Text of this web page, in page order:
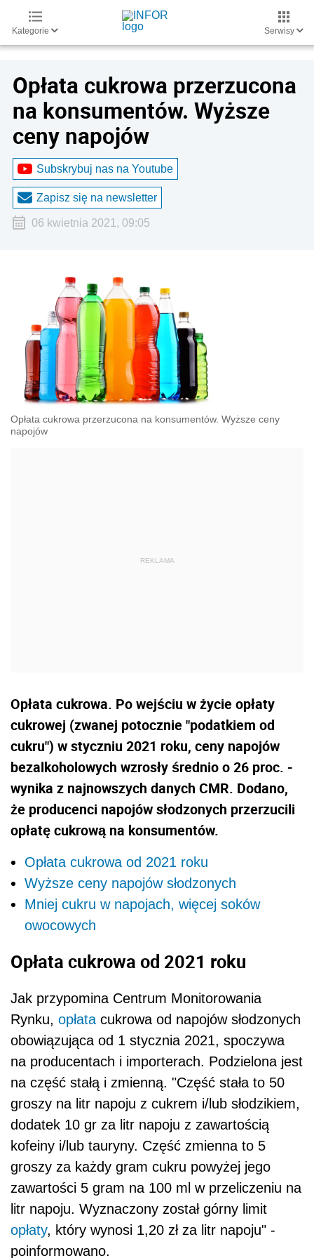
Kategorie Serwisy
Opłata cukrowa przerzucona
na konsumentów. Wyższe
ceny napojów
Subskrybuj nas na Youtube
Zapisz się na newsletter
06 kwietnia 2021, 09:05
Opłata cukrowa przerzucona na konsumentów. Wyższe ceny
napojów
Opłata cukrowa. Po wejściu w życie opłaty
cukrowej (zwanej potocznie "podatkiem od
cukru") w styczniu 2021 roku, ceny napojów
bezalkoholowych wzrosły średnio o 26 proc. -
wynika z najnowszych danych CMR. Dodano,
że producenci napojów słodzonych przerzucili
opłatę cukrową na konsumentów.
Opłata cukrowa od 2021 roku
Wyższe ceny napojów słodzonych
Mniej cukru w napojach, więcej soków
owocowych
Opłata cukrowa od 2021 roku
Jak przypomina Centrum Monitorowania
Rynku, opłata cukrowa od napojów słodzonych
obowiązująca od 1 stycznia 2021, spoczywa
na producentach i importerach. Podzielona jest
na część stałą i zmienną. "Część stała to 50
groszy na litr napoju z cukrem i/lub słodzikiem,
dodatek 10 gr za litr napoju z zawartością
kofeiny i/lub tauryny. Część zmienna to 5
groszy za każdy gram cukru powyżej jego
zawartości 5 gram na 100 ml w przeliczeniu na
litr napoju. Wyznaczony został górny limit
opłaty, który wynosi 1,20 zł za litr napoju" -
poinformowano.